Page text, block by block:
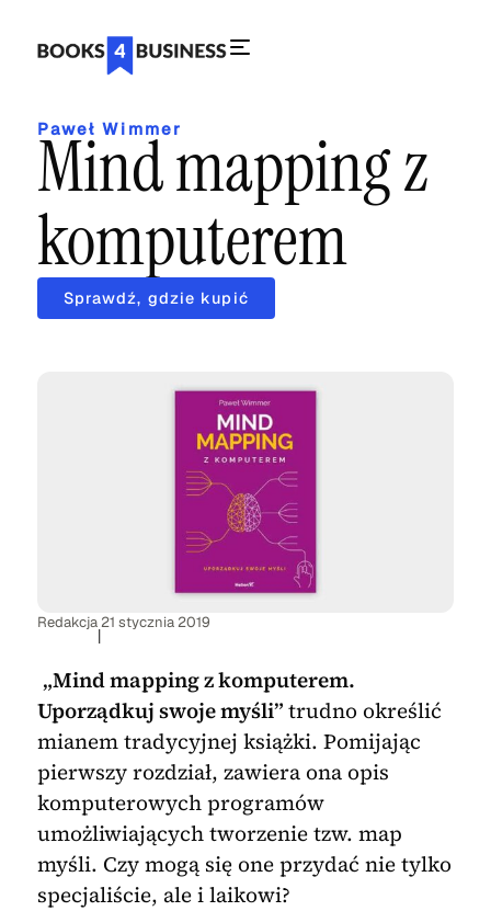
Paweł Wimmer
Mind mapping z
komputerem
Sprawdź, gdzie kupić
Redakcja21 stycznia 2019
„Mind mapping z komputerem.
Uporządkuj swoje myśli”trudno określić
mianem tradycyjnej książki. Pomijając
pierwszy rozdział, zawiera ona opis
komputerowych programów
umożliwiających tworzenie tzw. map
myśli. Czy mogą się one przydać nie tylko
specjaliście, ale i laikowi?